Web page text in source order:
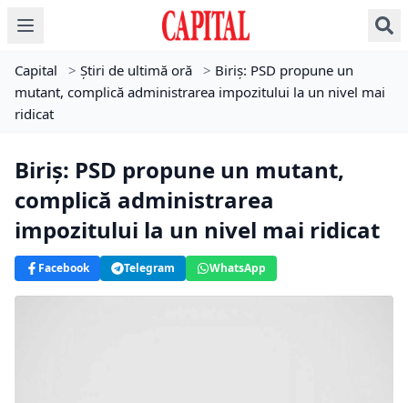
Capital > Știri de ultimă oră > Biriş: PSD propune un
mutant, complică administrarea impozitului la un nivel mai
ridicat
Biriş: PSD propune un mutant,
complică administrarea
impozitului la un nivel mai ridicat
Facebook Telegram WhatsApp